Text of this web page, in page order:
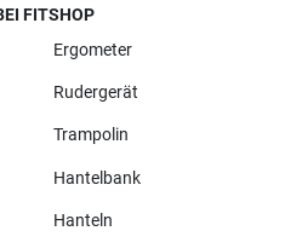
FITSHOP
Ergometer
Rudergerät
Trampolin
Hantelbank
Hanteln